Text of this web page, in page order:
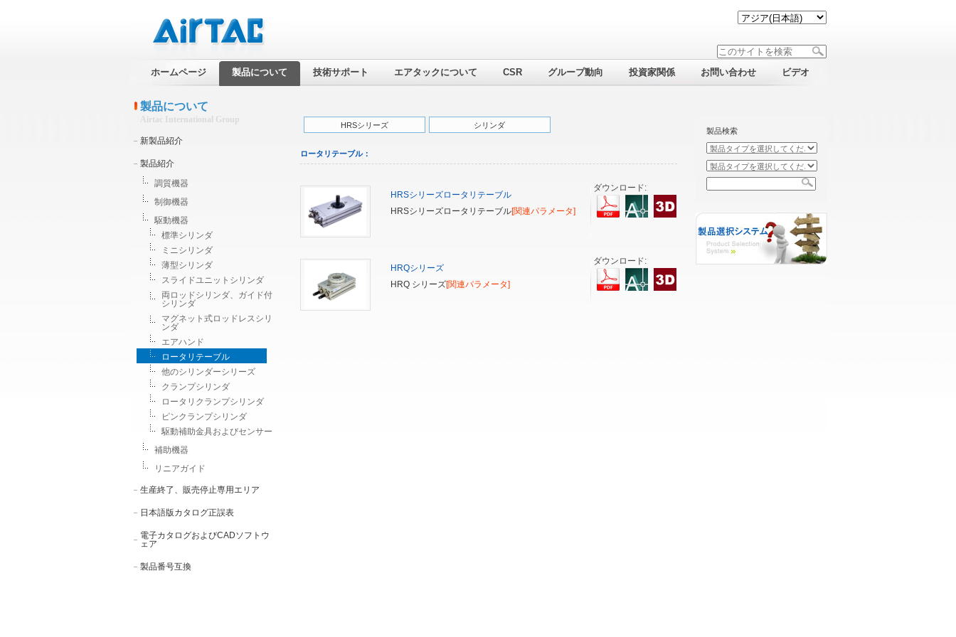
ホームページ 製品について 技術サポート エアタックについて CSR グループ動向 投資家関係 お問い合わせ ビデオ
製品について
Airtac International Group
新製品紹介
製品紹介
調質機器
制御機器
駆動機器
標準シリンダ
ミニシリンダ
薄型シリンダ
スライドユニットシリンダ
両ロッドシリンダ、ガイド付
シリンダ
マグネット式ロッドレスシリ
ンダ
エアハンド
ロータリテーブル
他のシリンダーシリーズ
クランプシリンダ
ロータリクランプシリンダ
ピンクランプシリンダ
駆動補助金具およびセンサー
補助機器
リニアガイド
生産終了、販売停止専用エリア
日本語版カタログ正誤表
電子カタログおよびCADソフトウ
ェア
製品番号互換
HRSシリーズ シリンダ
ロータリテーブル：
HRSシリーズロータリテーブル
HRSシリーズロータリテーブル[関連パラメータ]
ダウンロード:
HRQシリーズ
HRQ シリーズ[関連パラメータ]
ダウンロード:
製品検索